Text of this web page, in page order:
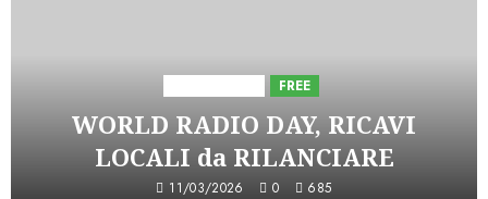
FREE
WORLD RADIO DAY, RICAVI
LOCALI da RILANCIARE
11/03/2026 0 685